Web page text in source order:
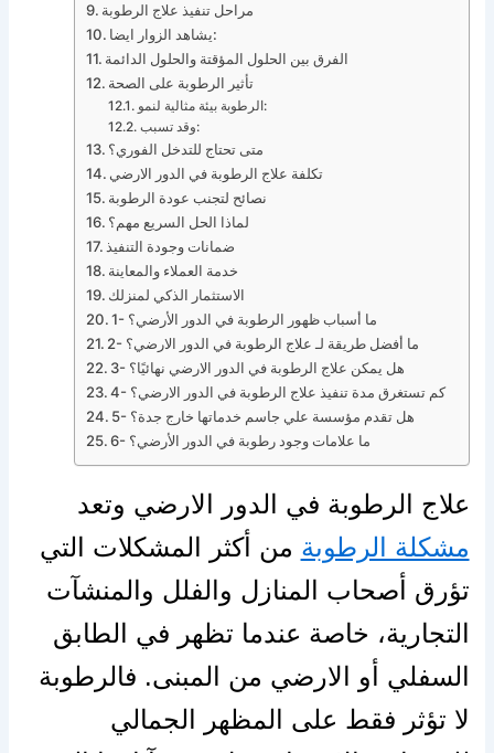
مراحل تنفيذ علاج الرطوبة
يشاهد الزوار ايضا:
الفرق بين الحلول المؤقتة والحلول الدائمة
تأثير الرطوبة على الصحة
الرطوبة بيئة مثالية لنمو:
وقد تسبب:
متى تحتاج للتدخل الفوري؟
تكلفة علاج الرطوبة في الدور الارضي
نصائح لتجنب عودة الرطوبة
لماذا الحل السريع مهم؟
ضمانات وجودة التنفيذ
خدمة العملاء والمعاينة
الاستثمار الذكي لمنزلك
1- ما أسباب ظهور الرطوبة في الدور الأرضي؟
2- ما أفضل طريقة لـ علاج الرطوبة في الدور الارضي؟
3- هل يمكن علاج الرطوبة في الدور الارضي نهائيًا؟
4- كم تستغرق مدة تنفيذ علاج الرطوبة في الدور الارضي؟
5- هل تقدم مؤسسة علي جاسم خدماتها خارج جدة؟
6- ما علامات وجود رطوبة في الدور الأرضي؟
علاج الرطوبة في الدور الارضي وتعد
مشكلة الرطوبة من أكثر المشكلات التي
تؤرق أصحاب المنازل والفلل والمنشآت
التجارية، خاصة عندما تظهر في الطابق
السفلي أو الارضي من المبنى. فالرطوبة
لا تؤثر فقط على المظهر الجمالي